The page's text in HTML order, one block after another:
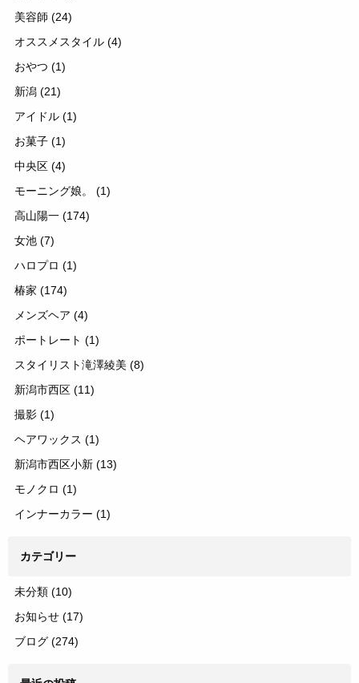
美容師 (24)
オススメスタイル (4)
おやつ (1)
新潟 (21)
アイドル (1)
お菓子 (1)
中央区 (4)
モーニング娘。 (1)
高山陽一 (174)
女池 (7)
ハロプロ (1)
椿家 (174)
メンズヘア (4)
ポートレート (1)
スタイリスト滝澤綾美 (8)
新潟市西区 (11)
撮影 (1)
ヘアワックス (1)
新潟市西区小新 (13)
モノクロ (1)
インナーカラー (1)
カテゴリー
未分類 (10)
お知らせ (17)
ブログ (274)